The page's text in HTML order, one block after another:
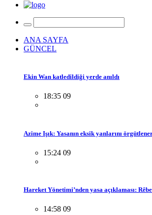
ANA SAYFA
GÜNCEL
Ekin Wan katledildiği yerde anıldı
18:35 09
Azime Işık: Yasanın eksik yanlarını
15:24 09
Hareket Yönetimi’nden yasa açıklaması:
14:58 09